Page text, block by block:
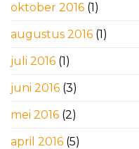
oktober 2016 (1)
augustus 2016 (1)
juli 2016 (1)
juni 2016 (3)
mei 2016 (2)
april 2016 (5)